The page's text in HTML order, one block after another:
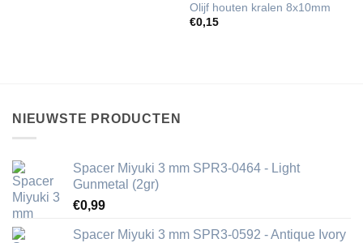
Olijf houten kralen 8x10mm
€0,15
NIEUWSTE PRODUCTEN
Spacer Miyuki 3 mm SPR3-0464 - Light
Gunmetal (2gr)
€0,99
Spacer Miyuki 3 mm SPR3-0592 - Antique Ivory